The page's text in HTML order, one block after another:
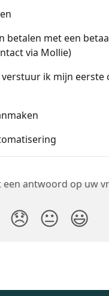
betalen met een
via Mollie)
verstuur ik mijn eerste
een antwoord op uw
😞 😐 😃